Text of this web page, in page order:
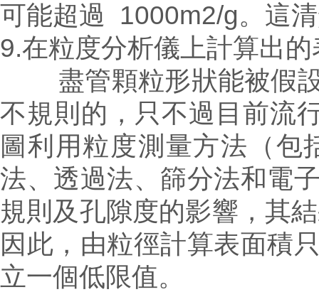
可能超過 1000m2/g。這
9.在粒度分析儀上計算出
盡管顆粒形狀能被假設
不規則的，只不過目前流
圖利用粒度測量方法（
法、透過法、篩分法和電
規則及孔隙度的影響，其
因此，由粒徑計算表面積
立一個低限值。